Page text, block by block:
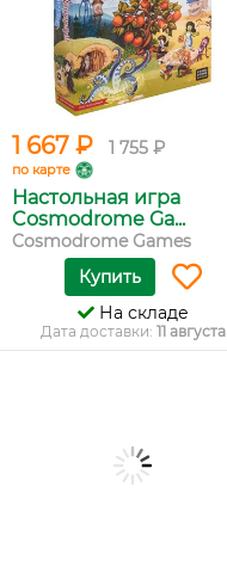
1 667 ₽ 1 755 ₽
по карте
Настольная игра
Cosmodrome Ga...
Cosmodrome Games
Купить
На складе
Дата доставки: 11 августа